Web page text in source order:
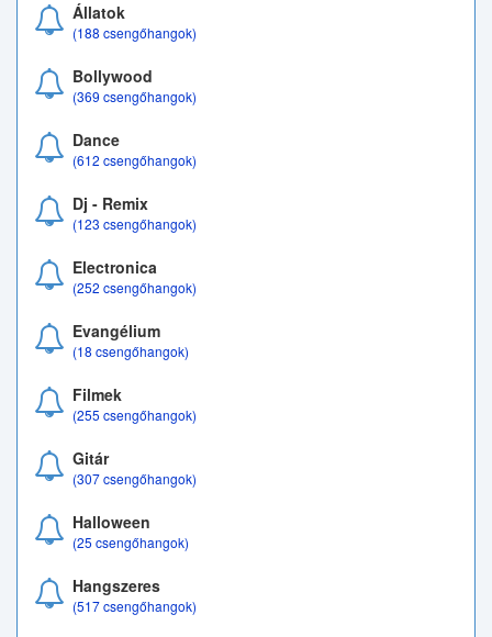
Állatok
(188 csengőhangok)
Bollywood
(369 csengőhangok)
Dance
(612 csengőhangok)
Dj - Remix
(123 csengőhangok)
Electronica
(252 csengőhangok)
Evangélium
(18 csengőhangok)
Filmek
(255 csengőhangok)
Gitár
(307 csengőhangok)
Halloween
(25 csengőhangok)
Hangszeres
(517 csengőhangok)